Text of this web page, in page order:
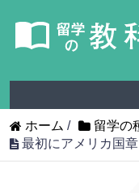
ホーム / 留学の
最初にアメリカ国章